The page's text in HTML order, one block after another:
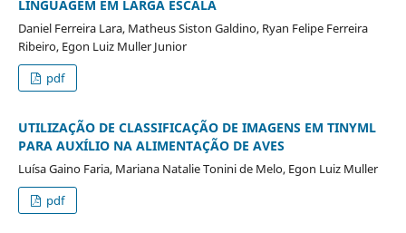
LINGUAGEM EM LARGA ESCALA
Daniel Ferreira Lara, Matheus Siston Galdino, Ryan Felipe Ferreira
Ribeiro, Egon Luiz Muller Junior
pdf
UTILIZAÇÃO DE CLASSIFICAÇÃO DE IMAGENS EM TINYML
PARA AUXÍLIO NA ALIMENTAÇÃO DE AVES
Luísa Gaino Faria, Mariana Natalie Tonini de Melo, Egon Luiz Muller
pdf